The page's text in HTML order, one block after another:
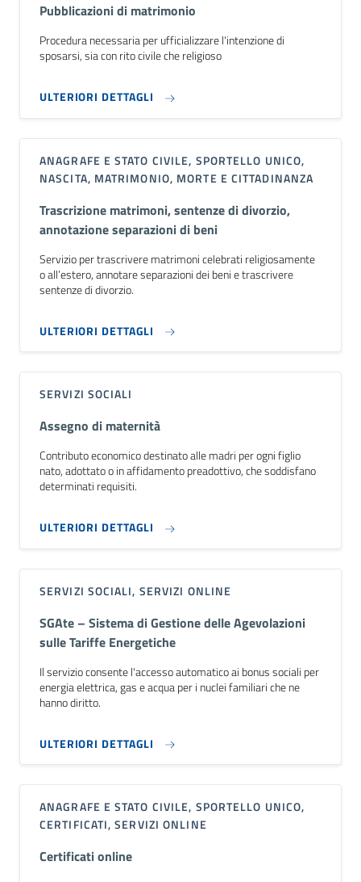
Pubblicazioni di matrimonio
Procedura necessaria per ufficializzare l'intenzione di
sposarsi, sia con rito civile che religioso
ULTERIORI DETTAGLI
ANAGRAFE E STATO CIVILE, SPORTELLO UNICO,
NASCITA, MATRIMONIO, MORTE E CITTADINANZA
Trascrizione matrimoni, sentenze di divorzio,
annotazione separazioni di beni
Servizio per trascrivere matrimoni celebrati religiosamente
o all’estero, annotare separazioni dei beni e trascrivere
sentenze di divorzio.
ULTERIORI DETTAGLI
SERVIZI SOCIALI
Assegno di maternità
Contributo economico destinato alle madri per ogni figlio
nato, adottato o in affidamento preadottivo, che soddisfano
determinati requisiti.
ULTERIORI DETTAGLI
SERVIZI SOCIALI, SERVIZI ONLINE
SGAte – Sistema di Gestione delle Agevolazioni
sulle Tariffe Energetiche
Il servizio consente l'accesso automatico ai bonus sociali per
energia elettrica, gas e acqua per i nuclei familiari che ne
hanno diritto.
ULTERIORI DETTAGLI
ANAGRAFE E STATO CIVILE, SPORTELLO UNICO,
CERTIFICATI, SERVIZI ONLINE
Certificati online